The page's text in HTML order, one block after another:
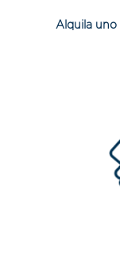
Alquila uno